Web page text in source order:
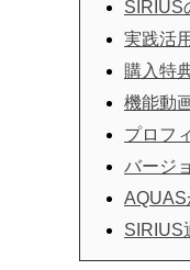
SIRIUS
実践活
購入特
機能動
プロフ
バージ
AQUAS
SIRIUS